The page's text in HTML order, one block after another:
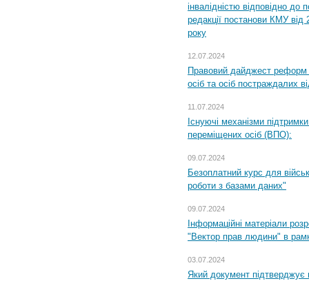
інвалідністю відповідно
редакції постанови КМУ
року
12.07.2024
Правовий дайджест реформ
осіб та осіб постраждалих
11.07.2024
Існуючі механізми
переміщених осіб (ВПО):
09.07.2024
Безоплатний курс для
роботи з базами даних"
09.07.2024
Інформаційні матеріали
"Вектор прав людини" в
03.07.2024
Який документ підтверджує